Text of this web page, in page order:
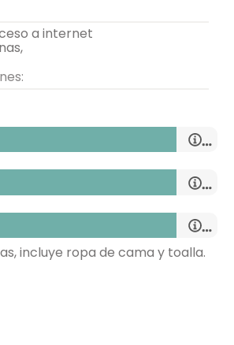
a internet
individual
incluye ropa de cama y toalla.